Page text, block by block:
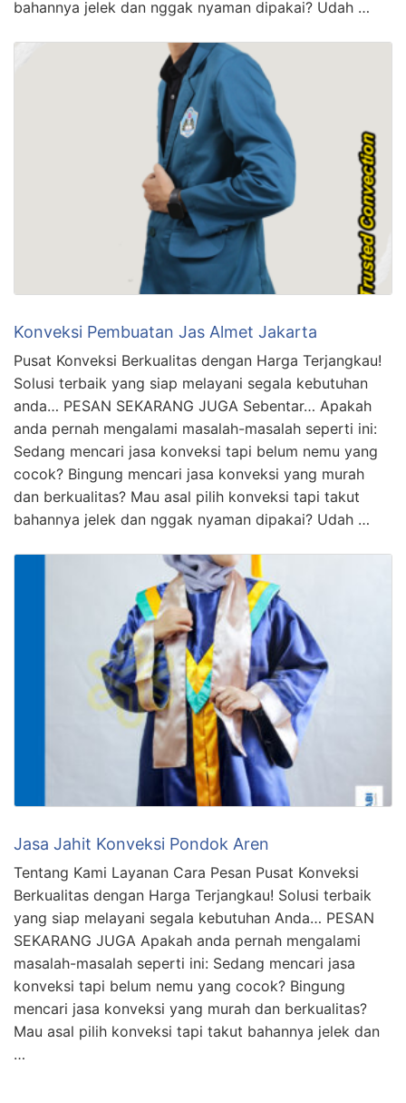
bahannya jelek dan nggak nyaman dipakai? Udah …
Konveksi Pembuatan Jas Almet Jakarta
Pusat Konveksi Berkualitas dengan Harga Terjangkau!
Solusi terbaik yang siap melayani segala kebutuhan
anda… PESAN SEKARANG JUGA Sebentar… Apakah
anda pernah mengalami masalah-masalah seperti ini:
Sedang mencari jasa konveksi tapi belum nemu yang
cocok? Bingung mencari jasa konveksi yang murah
dan berkualitas? Mau asal pilih konveksi tapi takut
bahannya jelek dan nggak nyaman dipakai? Udah …
Jasa Jahit Konveksi Pondok Aren
Tentang Kami Layanan Cara Pesan Pusat Konveksi
Berkualitas dengan Harga Terjangkau! Solusi terbaik
yang siap melayani segala kebutuhan Anda… PESAN
SEKARANG JUGA Apakah anda pernah mengalami
masalah-masalah seperti ini: Sedang mencari jasa
konveksi tapi belum nemu yang cocok? Bingung
mencari jasa konveksi yang murah dan berkualitas?
Mau asal pilih konveksi tapi takut bahannya jelek dan
…